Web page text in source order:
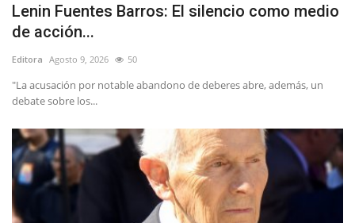
Lenin Fuentes Barros: El silencio como medio
de acción...
Editora Agosto 9, 2026 50
"La acusación por notable abandono de deberes abre, además, un
debate sobre los...